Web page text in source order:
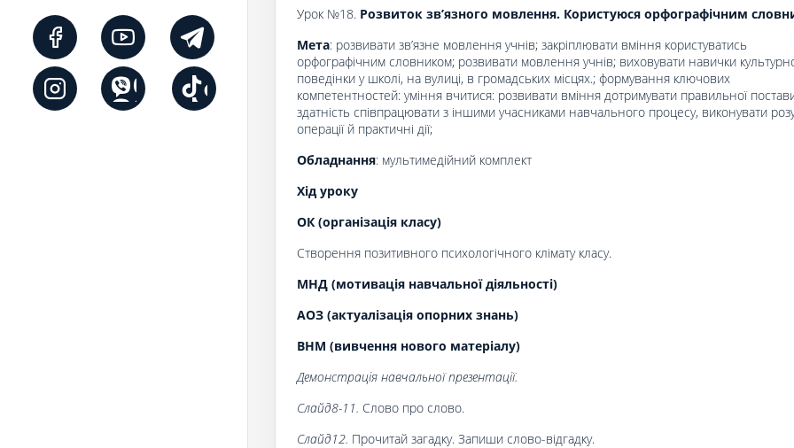
Урок №18. Розвиток зв’язного мовлення. Користуюся орфографічним
Мета: розвивати зв’язне мовлення учнів; закріплювати вміння користуватись
орфографічним словником; розвивати мовлення учнів; виховувати навички
поведінки у школі, на вулиці, в громадських місцях.; формування ключових
компетентностей: уміння вчитися: розвивати вміння дотримувати правильної
здатність співпрацювати з іншими учасниками навчального процесу, виконувати
операції й практичні дії;
Обладнання: мультимедійний комплект
Хід уроку
ОК (організація класу)
Створення позитивного психологічного клімату класу.
МНД (мотивація навчальної діяльності)
АОЗ (актуалізація опорних знань)
ВНМ (вивчення нового матеріалу)
Демонстрація навчальної презентації.
Слайд8-11. Слово про слово.
Слайд12. Прочитай загадку. Запиши слово-відгадку.